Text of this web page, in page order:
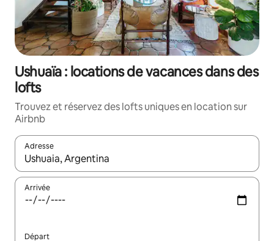
Ushuaïa : locations de vacances dans des
lofts
Trouvez et réservez des lofts uniques en location sur
Airbnb
Adresse
Lorsque les résultats s'affichent, utilisez les flèches vers le
Arrivée
Départ